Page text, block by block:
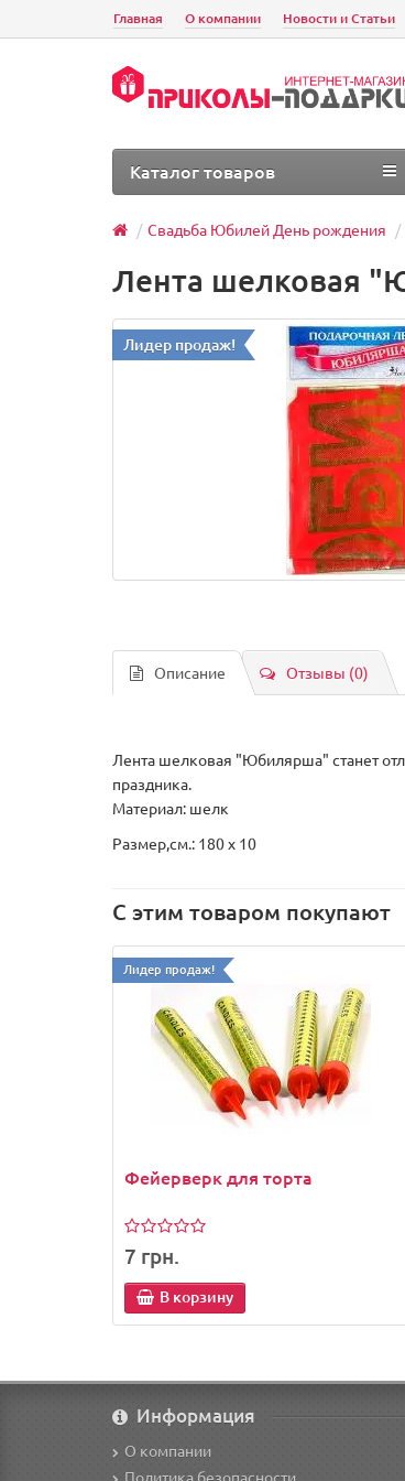
Главная О компании Новости и Статьи
Каталог товаров
Свадьба Юбилей День рождения
Лента шелковая
Лидер продаж!
Описание Отзывы (0)
Лента шелковая "Юбилярша" станет
праздника.
Материал: шелк
Размер,см.: 180 x 10
С этим товаром покупают
Лидер продаж!
Фейерверк для торта
7 грн.
В корзину
Информация
О компании
Политика безопасности